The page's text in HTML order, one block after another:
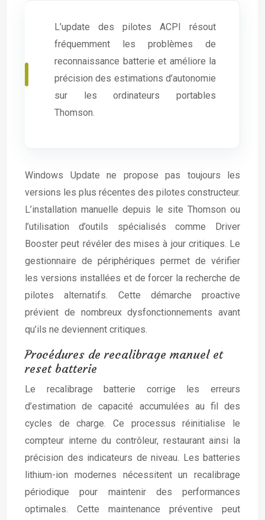
L’update des pilotes ACPI résout
fréquemment les problèmes de
reconnaissance batterie et améliore la
précision des estimations d’autonomie
sur les ordinateurs portables
Thomson.
Windows Update ne propose pas toujours les
versions les plus récentes des pilotes constructeur.
L’installation manuelle depuis le site Thomson ou
l’utilisation d’outils spécialisés comme Driver
Booster peut révéler des mises à jour critiques. Le
gestionnaire de périphériques permet de vérifier
les versions installées et de forcer la recherche de
pilotes alternatifs. Cette démarche proactive
prévient de nombreux dysfonctionnements avant
qu’ils ne deviennent critiques.
Procédures de recalibrage manuel et
reset batterie
Le recalibrage batterie corrige les erreurs
d’estimation de capacité accumulées au fil des
cycles de charge. Ce processus réinitialise le
compteur interne du contrôleur, restaurant ainsi la
précision des indicateurs de niveau. Les batteries
lithium-ion modernes nécessitent un recalibrage
périodique pour maintenir des performances
optimales. Cette maintenance préventive peut